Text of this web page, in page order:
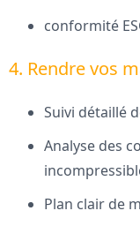
conformité
4. Rendre vos
Suivi détaillé
Analyse des
Plan clair de